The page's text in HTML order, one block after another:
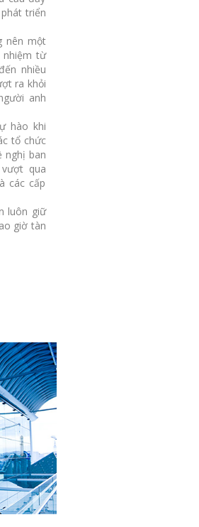
triển
nên một
nhiệm từ
nhiều
ra khỏi
anh
hào khi
tổ chức
nghị ban
qua
các cấp
luôn giữ
giờ tàn